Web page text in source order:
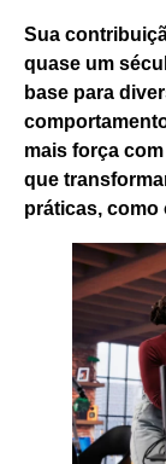
Sua
quase um
base para
mais força
que
práticas, como